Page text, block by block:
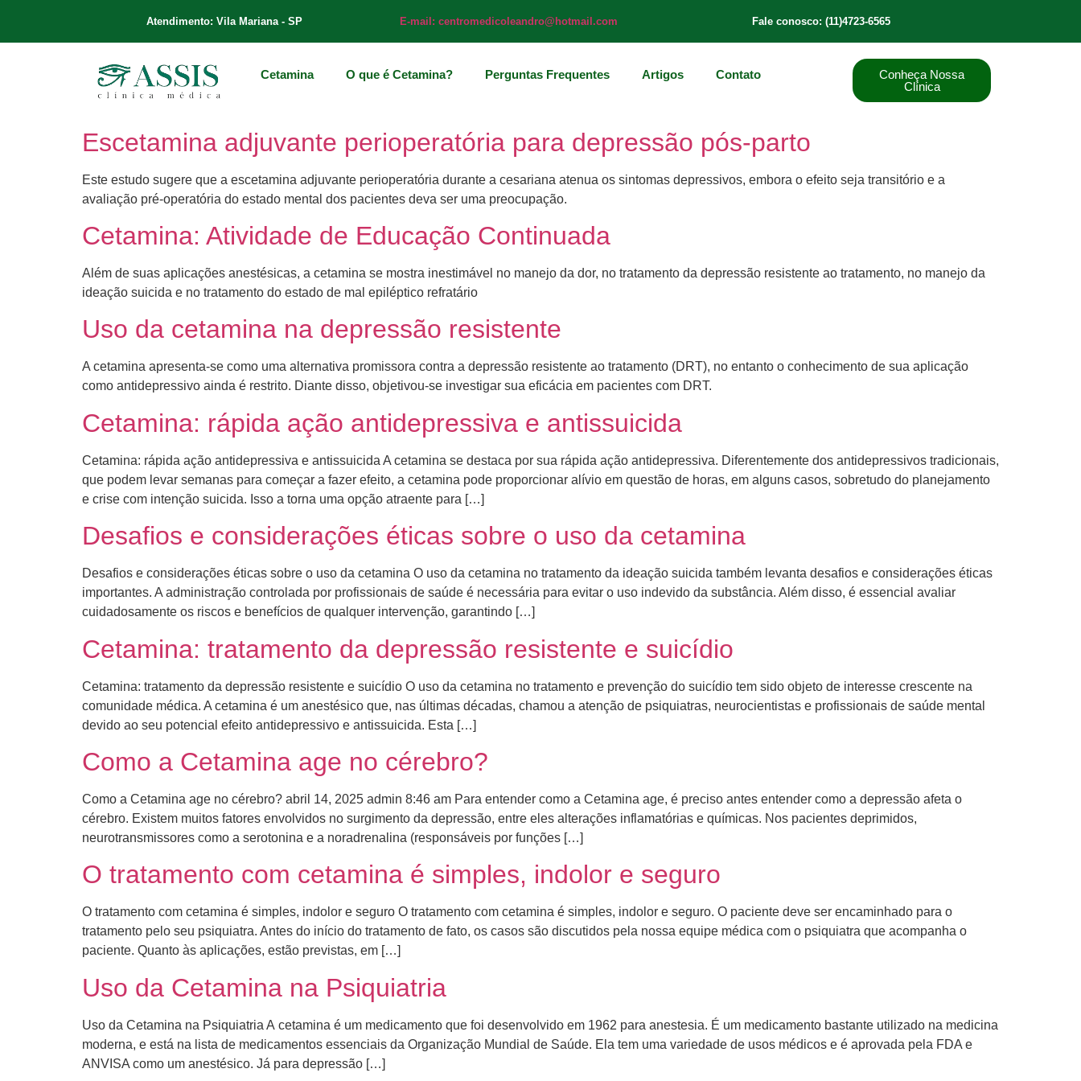
Atendimento: Vila Mariana - SP E-mail: centromedicoleandro@hotmail.com Fale conosco: (11)4723-6565
Cetamina O que é Cetamina? Perguntas Frequentes Artigos Contato
Conheça Nossa
Clínica
Escetamina adjuvante perioperatória para depressão pós-parto
Este estudo sugere que a escetamina adjuvante perioperatória durante a cesariana atenua os sintomas depressivos, embora o efeito seja transitório e a
avaliação pré-operatória do estado mental dos pacientes deva ser uma preocupação.
Cetamina: Atividade de Educação Continuada
Além de suas aplicações anestésicas, a cetamina se mostra inestimável no manejo da dor, no tratamento da depressão resistente ao tratamento, no manejo da
ideação suicida e no tratamento do estado de mal epiléptico refratário
Uso da cetamina na depressão resistente
A cetamina apresenta-se como uma alternativa promissora contra a depressão resistente ao tratamento (DRT), no entanto o conhecimento de sua aplicação
como antidepressivo ainda é restrito. Diante disso, objetivou-se investigar sua eficácia em pacientes com DRT.
Cetamina: rápida ação antidepressiva e antissuicida
Cetamina: rápida ação antidepressiva e antissuicida A cetamina se destaca por sua rápida ação antidepressiva. Diferentemente dos antidepressivos tradicionais,
que podem levar semanas para começar a fazer efeito, a cetamina pode proporcionar alívio em questão de horas, em alguns casos, sobretudo do planejamento
e crise com intenção suicida. Isso a torna uma opção atraente para […]
Desafios e considerações éticas sobre o uso da cetamina
Desafios e considerações éticas sobre o uso da cetamina O uso da cetamina no tratamento da ideação suicida também levanta desafios e considerações éticas
importantes. A administração controlada por profissionais de saúde é necessária para evitar o uso indevido da substância. Além disso, é essencial avaliar
cuidadosamente os riscos e benefícios de qualquer intervenção, garantindo […]
Cetamina: tratamento da depressão resistente e suicídio
Cetamina: tratamento da depressão resistente e suicídio O uso da cetamina no tratamento e prevenção do suicídio tem sido objeto de interesse crescente na
comunidade médica. A cetamina é um anestésico que, nas últimas décadas, chamou a atenção de psiquiatras, neurocientistas e profissionais de saúde mental
devido ao seu potencial efeito antidepressivo e antissuicida. Esta […]
Como a Cetamina age no cérebro?
Como a Cetamina age no cérebro? abril 14, 2025 admin 8:46 am Para entender como a Cetamina age, é preciso antes entender como a depressão afeta o
cérebro. ​Existem muitos fatores envolvidos no surgimento da depressão, entre eles alterações inflamatórias e químicas. Nos pacientes deprimidos,
neurotransmissores como a serotonina e a noradrenalina (responsáveis por funções […]
O tratamento com cetamina é simples, indolor e seguro
O tratamento com cetamina é simples, indolor e seguro O tratamento com cetamina é simples, indolor e seguro. O paciente deve ser encaminhado para o
tratamento pelo seu psiquiatra. Antes do início do tratamento de fato, os casos são discutidos pela nossa equipe médica com o psiquiatra que acompanha o
paciente. ​Quanto às aplicações, estão previstas, em […]
Uso da Cetamina na Psiquiatria
Uso da Cetamina na Psiquiatria A cetamina é um medicamento que foi desenvolvido em 1962 para anestesia. É um medicamento bastante utilizado na medicina
moderna, e está na lista de medicamentos essenciais da Organização Mundial de Saúde. Ela tem uma variedade de usos médicos e é aprovada pela FDA e
ANVISA como um anestésico. Já para depressão […]